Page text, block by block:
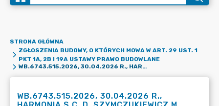
STRONA GŁÓWNA
ZGŁOSZENIA BUDOWY, O KTÓRYCH MOWA W ART. 29 UST. 1
PKT 1A, 2B I 19A USTAWY PRAWO BUDOWLANE
WB.6743.515.2026, 30.04.2026 R., HARMONIA S.C. D. SZYMCZUKIEWICZ M. SZYMCZUKIEWICZ, DZ. NR 388/45, 391/21 OBRĘB EWID. BIAŁE BŁOTA, GM. BIAŁE BLOTA, ZEWNĘTRZNA I WEWNĘTRZNA INSTALACJA GAZOWA
WB.6743.515.2026, 30.04.2026 R.,